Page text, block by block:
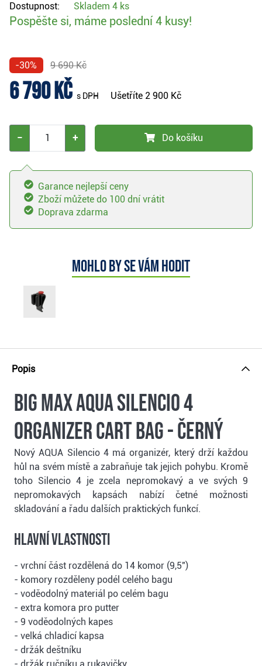
Dostupnost: Skladem 4 ks
Pospěšte si, máme poslední 4 kusy!
-30% 9 690 Kč
6 790 Kč s DPH Ušetříte 2 900 Kč
− + Do košíku
Garance nejlepší ceny
Zboží můžete do 100 dní vrátit
Doprava zdarma
Mohlo by se vám hodit
Popis
Big Max Aqua Silencio 4
Organizer cart bag - černý
Nový AQUA Silencio 4 má organizér, který drží každou
hůl na svém místě a zabraňuje tak jejich pohybu. Kromě
toho Silencio 4 je zcela nepromokavý a ve svých 9
nepromokavých kapsách nabízí četné možnosti
skladování a řadu dalších praktických funkcí.
Hlavní vlastnosti
- vrchní část rozdělená do 14 komor (9,5")
- komory rozděleny podél celého bagu
- voděodolný materiál po celém bagu
- extra komora pro putter
- 9 voděodolných kapes
- velká chladicí kapsa
- držák deštníku